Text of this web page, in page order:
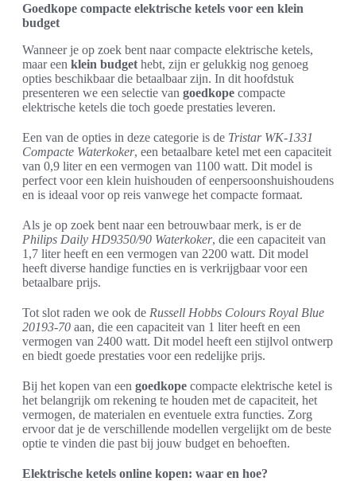
Goedkope compacte elektrische ketels voor een klein
budget
Wanneer je op zoek bent naar compacte elektrische ketels,
maar een klein budget hebt, zijn er gelukkig nog genoeg
opties beschikbaar die betaalbaar zijn. In dit hoofdstuk
presenteren we een selectie van goedkope compacte
elektrische ketels die toch goede prestaties leveren.
Een van de opties in deze categorie is de Tristar WK-1331
Compacte Waterkoker, een betaalbare ketel met een capaciteit
van 0,9 liter en een vermogen van 1100 watt. Dit model is
perfect voor een klein huishouden of eenpersoonshuishoudens
en is ideaal voor op reis vanwege het compacte formaat.
Als je op zoek bent naar een betrouwbaar merk, is er de
Philips Daily HD9350/90 Waterkoker, die een capaciteit van
1,7 liter heeft en een vermogen van 2200 watt. Dit model
heeft diverse handige functies en is verkrijgbaar voor een
betaalbare prijs.
Tot slot raden we ook de Russell Hobbs Colours Royal Blue
20193-70 aan, die een capaciteit van 1 liter heeft en een
vermogen van 2400 watt. Dit model heeft een stijlvol ontwerp
en biedt goede prestaties voor een redelijke prijs.
Bij het kopen van een goedkope compacte elektrische ketel is
het belangrijk om rekening te houden met de capaciteit, het
vermogen, de materialen en eventuele extra functies. Zorg
ervoor dat je de verschillende modellen vergelijkt om de beste
optie te vinden die past bij jouw budget en behoeften.
Elektrische ketels online kopen: waar en hoe?